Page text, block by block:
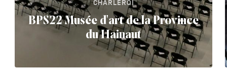
CHARLEROI
BPS22 Musée d'art de la Province
du Hainaut